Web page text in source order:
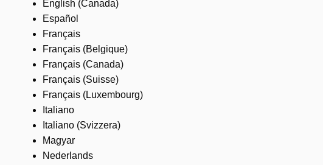
English (Canada)
Español
Français
Français (Belgique)
Français (Canada)
Français (Suisse)
Français (Luxembourg)
Italiano
Italiano (Svizzera)
Magyar
Nederlands